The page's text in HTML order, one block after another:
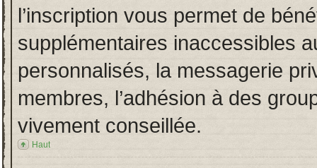
l’inscription vous permet de
supplémentaires inaccessibles
personnalisés, la messagerie
membres, l’adhésion à des
vivement conseillée.
Haut